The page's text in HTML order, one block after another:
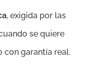
, exigida por las
se quiere
con garantía real.